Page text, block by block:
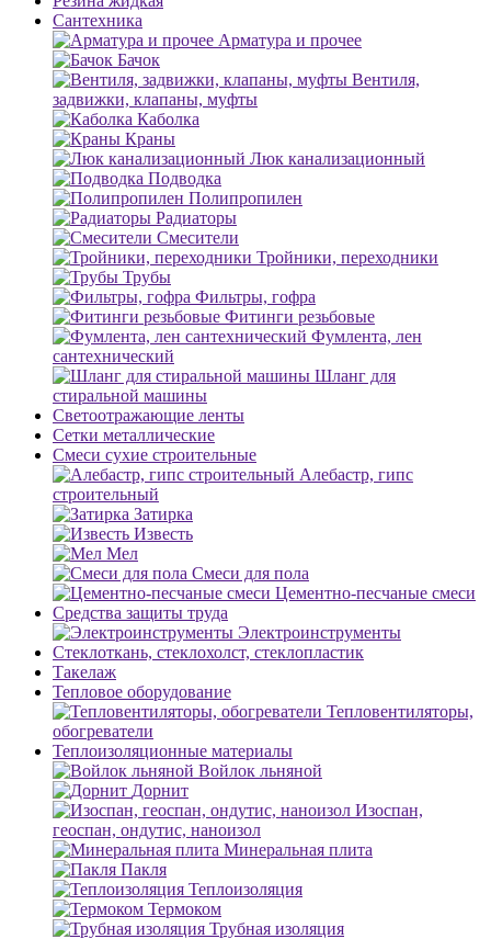
Сантехника
Арматура и прочее
Бачок
Вентиля,
задвижки, клапаны, муфты
Каболка
Краны
Люк канализационный
Подводка
Полипропилен
Радиаторы
Смесители
Тройники, переходники
Трубы
Фильтры, гофра
Фитинги резьбовые
Фумлента, лен
сантехнический
Шланг для
стиральной машины
Светоотражающие ленты
Сетки металлические
Смеси сухие строительные
Алебастр, гипс
строительный
Затирка
Известь
Мел
Смеси для пола
Цементно-песчаные смеси
Средства защиты труда
Электроинструменты
Стеклоткань, стеклохолст, стеклопластик
Такелаж
Тепловое оборудование
Тепловентиляторы,
обогреватели
Теплоизоляционные материалы
Войлок льняной
Дорнит
Изоспан,
геоспан, ондутис, наноизол
Минеральная плита
Пакля
Теплоизоляция
Термоком
Трубная изоляция